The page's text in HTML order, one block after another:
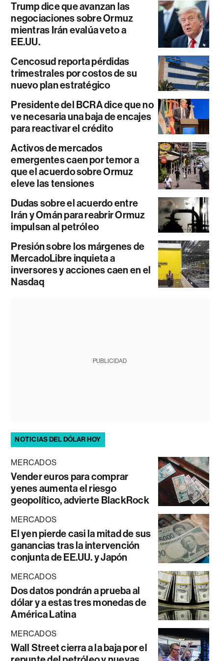
Trump dice que avanzan las
negociaciones sobre Ormuz
mientras Irán evalúa veto a
EE.UU.
Cencosud reporta pérdidas
trimestrales por costos de su
nuevo plan estratégico
Presidente del BCRA dice que no
ve necesaria una baja de encajes
para reactivar el crédito
Activos de mercados
emergentes caen por temor a
que el acuerdo sobre Ormuz
eleve las tensiones
Dudas sobre el acuerdo entre
Irán y Omán para reabrir Ormuz
impulsan al petróleo
Presión sobre los márgenes de
MercadoLibre inquieta a
inversores y acciones caen en el
Nasdaq
PUBLICIDAD
NOTICIAS DEL DÓLAR HOY
MERCADOS
Vender euros para comprar
yenes aumenta el riesgo
geopolítico, advierte BlackRock
MERCADOS
El yen pierde casi la mitad de sus
ganancias tras la intervención
conjunta de EE.UU. y Japón
MERCADOS
Dos datos pondrán a prueba al
dólar y a estas tres monedas de
América Latina
MERCADOS
Wall Street cierra a la baja por el